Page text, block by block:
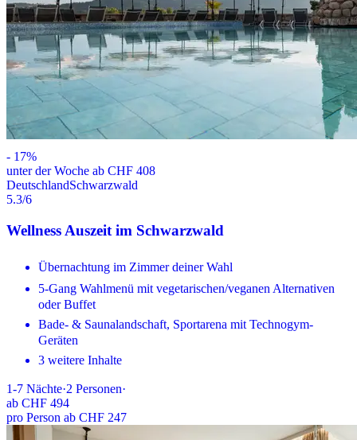
- 17%
unter der Woche ab CHF 408
DeutschlandSchwarzwald
5.3/6
Wellness Auszeit im Schwarzwald
Übernachtung im Zimmer deiner Wahl
5-Gang Wahlmenü mit vegetarischen/veganen Alternativen
oder Buffet
Bade- & Saunalandschaft, Sportarena mit Technogym-
Geräten
3 weitere Inhalte
1-7 Nächte·2 Personen·
ab CHF 494
pro Person ab CHF 247